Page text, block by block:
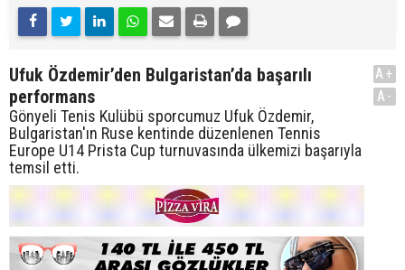
Ufuk Özdemir’den Bulgaristan’da başarılı
performans
Gönyeli Tenis Kulübü sporcumuz Ufuk Özdemir,
Bulgaristan'ın Ruse kentinde düzenlenen Tennis
Europe U14 Prista Cup turnuvasında ülkemizi başarıyla
temsil etti.
A+
A-